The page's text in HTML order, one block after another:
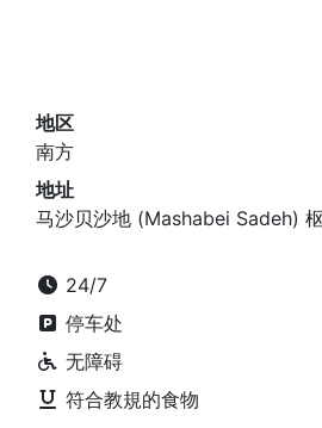
地区
南方
地址
马沙贝沙地 (Mashabei Sadeh)
24/7
停车处
无障碍
符合教規的食物